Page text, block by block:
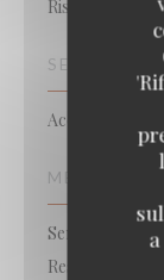
Ristorante
SERVIZI
Accesso
METODO
Senza
Restaurant,